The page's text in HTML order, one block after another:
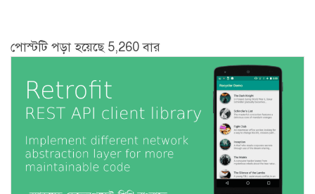
পোস্টটি পড়া হয়েছে 5,260 বার